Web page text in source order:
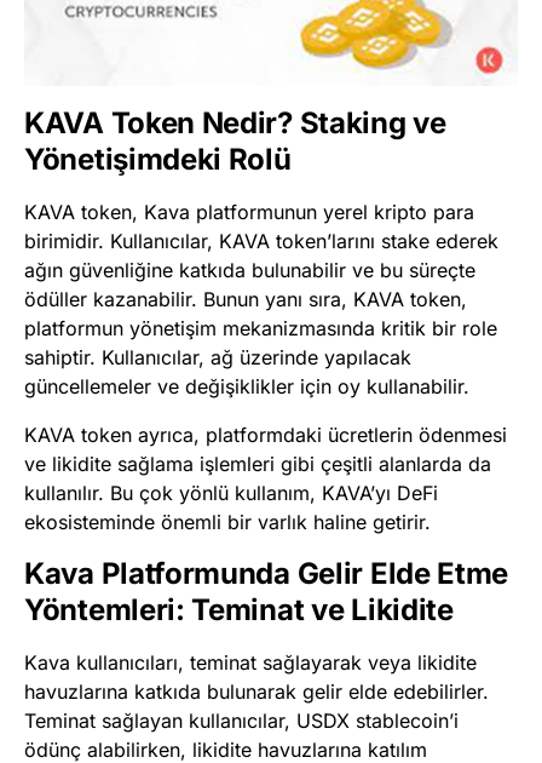
KAVA Token Nedir? Staking ve
Yönetişimdeki Rolü
KAVA token, Kava platformunun yerel kripto para
birimidir. Kullanıcılar, KAVA token’larını stake ederek
ağın güvenliğine katkıda bulunabilir ve bu süreçte
ödüller kazanabilir. Bunun yanı sıra, KAVA token,
platformun yönetişim mekanizmasında kritik bir role
sahiptir. Kullanıcılar, ağ üzerinde yapılacak
güncellemeler ve değişiklikler için oy kullanabilir.
KAVA token ayrıca, platformdaki ücretlerin ödenmesi
ve likidite sağlama işlemleri gibi çeşitli alanlarda da
kullanılır. Bu çok yönlü kullanım, KAVA’yı DeFi
ekosisteminde önemli bir varlık haline getirir.
Kava Platformunda Gelir Elde Etme
Yöntemleri: Teminat ve Likidite
Kava kullanıcıları, teminat sağlayarak veya likidite
havuzlarına katkıda bulunarak gelir elde edebilirler.
Teminat sağlayan kullanıcılar, USDX stablecoin’i
ödünç alabilirken, likidite havuzlarına katılım